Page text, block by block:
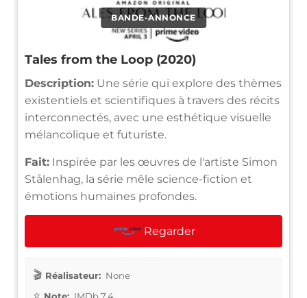
BANDE-ANNONCE
Tales from the Loop (2020)
Description: Une série qui explore des thèmes
existentiels et scientifiques à travers des récits
interconnectés, avec une esthétique visuelle
mélancolique et futuriste.
Fait: Inspirée par les œuvres de l'artiste Simon
Stålenhag, la série mêle science-fiction et
émotions humaines profondes.
Regarder
Réalisateur: None
Note: IMDb 7.4